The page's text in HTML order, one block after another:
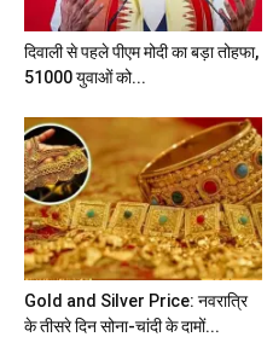
दिवाली से पहले पीएम मोदी का बड़ा तोहफा,
51000 युवाओं को...
Gold and Silver Price: नवरात्रि
के तीसरे दिन सोना-चांदी के दामों...